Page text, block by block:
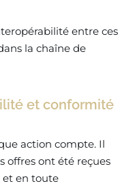
entre ces
la chaîne de
et conformité
action compte. Il
offres ont été reçues
et en toute